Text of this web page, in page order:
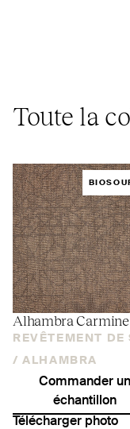
Toute la
Alhambra Carmine
REVÊTEMENT DE
/ ALHAMBRA
Commander un
échantillon
Télécharger photo